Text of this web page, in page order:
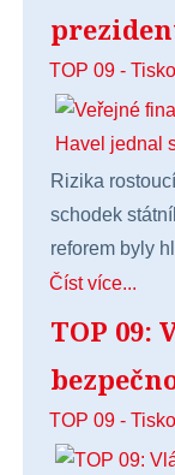
TOP 09 -
Rizika
schodek
reforem byly
Číst více...
TOP 09:
TOP 09 -